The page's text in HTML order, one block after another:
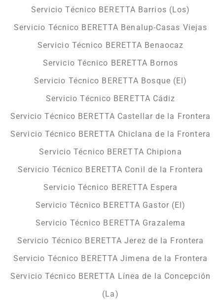
Servicio Técnico BERETTA Barrios (Los)
Servicio Técnico BERETTA Benalup-Casas Viejas
Servicio Técnico BERETTA Benaocaz
Servicio Técnico BERETTA Bornos
Servicio Técnico BERETTA Bosque (El)
Servicio Técnico BERETTA Cádiz
Servicio Técnico BERETTA Castellar de la Frontera
Servicio Técnico BERETTA Chiclana de la Frontera
Servicio Técnico BERETTA Chipiona
Servicio Técnico BERETTA Conil de la Frontera
Servicio Técnico BERETTA Espera
Servicio Técnico BERETTA Gastor (El)
Servicio Técnico BERETTA Grazalema
Servicio Técnico BERETTA Jerez de la Frontera
Servicio Técnico BERETTA Jimena de la Frontera
Servicio Técnico BERETTA Línea de la Concepción
(La)